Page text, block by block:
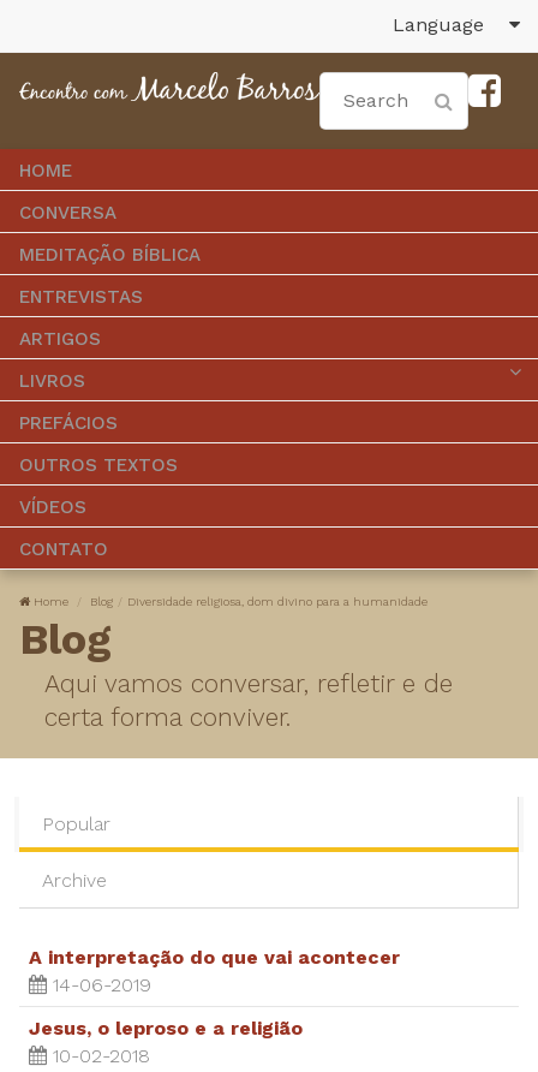
Language
HOME
CONVERSA
MEDITAÇÃO BÍBLICA
ENTREVISTAS
ARTIGOS
LIVROS
PREFÁCIOS
OUTROS TEXTOS
VÍDEOS
CONTATO
Home Blog Diversidade religiosa, dom divino para a humanidade
Blog
Aqui vamos conversar, refletir e de
certa forma conviver.
Popular
Archive
A interpretação do que vai acontecer
14-06-2019
Jesus, o leproso e a religião
10-02-2018